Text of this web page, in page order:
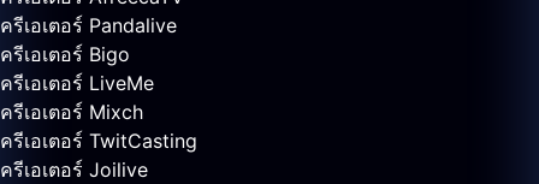
ครีเอเตอร์ Pandalive
ครีเอเตอร์ Bigo
ครีเอเตอร์ LiveMe
ครีเอเตอร์ Mixch
ครีเอเตอร์ TwitCasting
ครีเอเตอร์ Joilive